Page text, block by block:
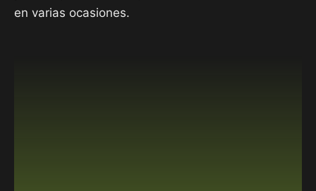
en varias ocasiones.